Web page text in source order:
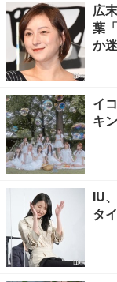
広
葉
か
イ
キ
IU
タ